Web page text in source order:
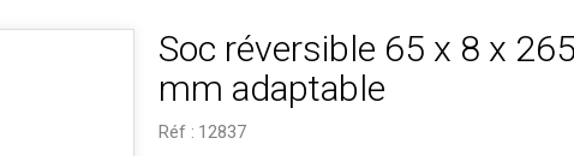
Soc réversible 65 x 8 x
mm adaptable
Réf : 12837